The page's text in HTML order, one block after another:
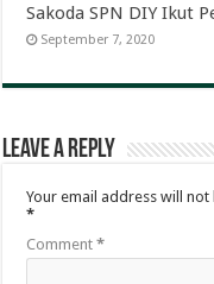
Sakoda SPN DIY Ikut
September 7, 2020
Leave a Reply
Your email address will
*
Comment*